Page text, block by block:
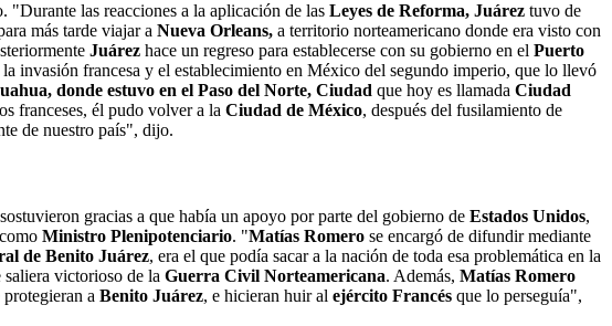
"Durante las reacciones a la aplicación de las Leyes de Reforma, Juárez tuvo de
más tarde viajar a Nueva Orleans, a territorio norteamericano donde era visto con
Juárez hace un regreso para establecerse con su gobierno en el Puerto
invasión francesa y el establecimiento en México del segundo imperio, que lo llevó
donde estuvo en el Paso del Norte, Ciudad que hoy es llamada Ciudad
franceses, él pudo volver a la Ciudad de México, después del fusilamiento de
de nuestro país", dijo.
gracias a que había un apoyo por parte del gobierno de Estados Unidos,
Ministro Plenipotenciario. "Matías Romero se encargó de difundir mediante
de Benito Juárez, era el que podía sacar a la nación de toda esa problemática en la
saliera victorioso de la Guerra Civil Norteamericana. Además, Matías Romero
a Benito Juárez, e hicieran huir al ejército Francés que lo perseguía",